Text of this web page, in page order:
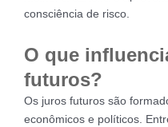
consciência de risco.
O que
futuros?
Os juros futuros são
econômicos e políticos.